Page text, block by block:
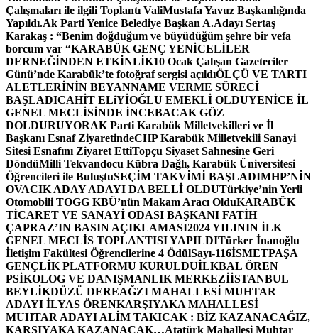
Çalışmaları ile ilgili Toplantı ValiMustafa Yavuz Başkanlığında
Yapıldı.Ak Parti Yenice Belediye Başkan A.Adayı Sertaş
Karakaş : “Benim doğduğum ve büyüdüğüm şehre bir vefa
borcum var “KARABÜK GENÇ YENİCELİLER
DERNEĞİNDEN ETKİNLİK10 Ocak Çalışan Gazeteciler
Günü’nde Karabük’te fotoğraf sergisi açıldıÖLÇÜ VE TARTI
ALETLERİNİN BEYANNAME VERME SÜRECİ
BAŞLADICAHİT ELiYİOĞLU EMEKLİ OLDUYENİCE İL
GENEL MECLİSİNDE İNCEBACAK GÖZ
DOLDURUYORAK Parti Karabük Milletvekilleri ve İl
Başkanı Esnaf ZiyaretindeCHP Karabük Milletvekili Sanayi
Sitesi Esnafını Ziyaret EttiTopçu Siyaset Sahnesine Geri
DöndüMilli Tekvandocu Kübra Dağlı, Karabük Üniversitesi
Öğrencileri ile BuluştuSEÇİM TAKVİMİ BAŞLADIMHP’NİN
OVACIK ADAY ADAYI DA BELLİ OLDUTürkiye’nin Yerli
Otomobili TOGG KBÜ’nün Makam Aracı OlduKARABÜK
TİCARET VE SANAYİ ODASI BAŞKANI FATİH
ÇAPRAZ’IN BASIN AÇIKLAMASI2024 YILININ İLK
GENEL MECLİS TOPLANTISI YAPILDITürker İnanoğlu
İletişim Fakültesi Öğrencilerine 4 ÖdülSayı-116İSMETPAŞA
GENÇLİK PLATFORMU KURULDUİLKBAL ÖREN
PSİKOLOG VE DANIŞMANLIK MERKEZİİSTANBUL
BEYLİKDÜZÜ DEREAĞZI MAHALLESİ MUHTAR
ADAYI İLYAS ÖRENKARŞIYAKA MAHALLESİ
MUHTAR ADAYI ALİM TAKICAK : BİZ KAZANACAĞIZ,
KARŞIYAKA KAZANACAK…Atatürk Mahallesi Muhtar